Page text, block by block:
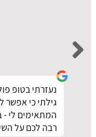
נעזרתי בטופ
גילתי כי אפשר
המתאימים לי
רבה לכם על